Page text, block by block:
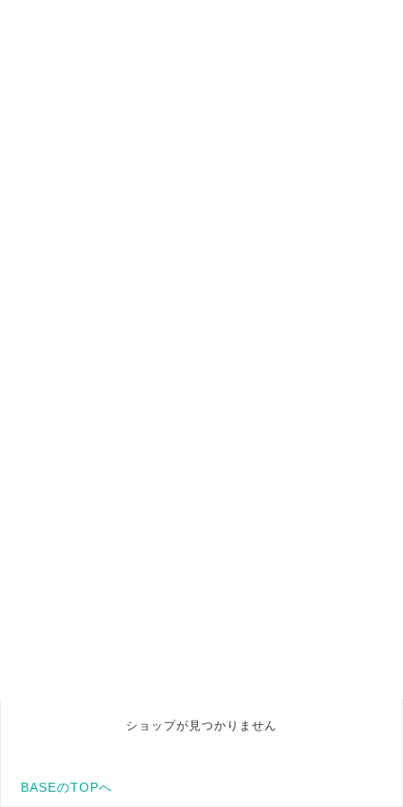
ショップが見つかりません
BASEのTOPへ